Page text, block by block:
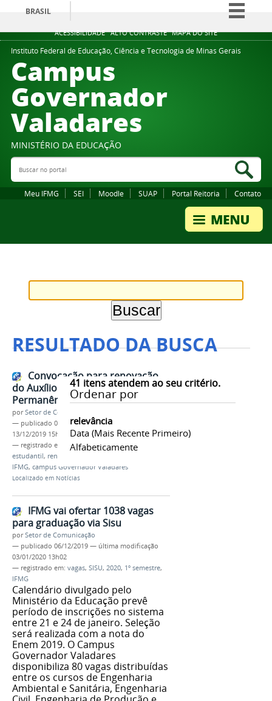
ACESSIBILIDADE ALTO CONTRASTE MAPA DO SITE
BRASIL
Simplifique!
Comunica BR
Instituto Federal de Educação, Ciência e Tecnologia de Minas Gerais
Campus
Governador
Valadares
MINISTÉRIO DA EDUCAÇÃO
Buscar no portal
Meu IFMG SEI Moodle SUAP Portal Reitoria Contato
RESULTADO DA BUSCA
41 itens atendem ao seu critério.
Ordenar por
relevância
Data (mais Recente Primeiro)
Alfabeticamente
Convocação para renovação
do Auxílio Estudantil – Bolsa
Permanência 2020
porSetor de Comunicação
— publicado 04/12/2019—última modificação
13/12/2019 15h00
— registrado em:
convocação,assistência
estudantil, renovação
IFMG, campus Governador Valadares
Localizado em Notícias
IFMG vai ofertar 1038 vagas
para graduação via Sisu
porSetor de Comunicação
— publicado 06/12/2019 — última modificação
03/01/2020 13h02
— registrado em: vagas, SISU, 2020, 1º semestre,
IFMG
Calendário divulgado pelo
Ministério da Educação prevê
período de inscrições no sistema
entre 21 e 24 de janeiro. Seleção
será realizada com a nota do
Enem 2019. O Campus
Governador Valadares
disponibiliza 80 vagas distribuídas
entre os cursos de Engenharia
Ambiental e Sanitária, Engenharia